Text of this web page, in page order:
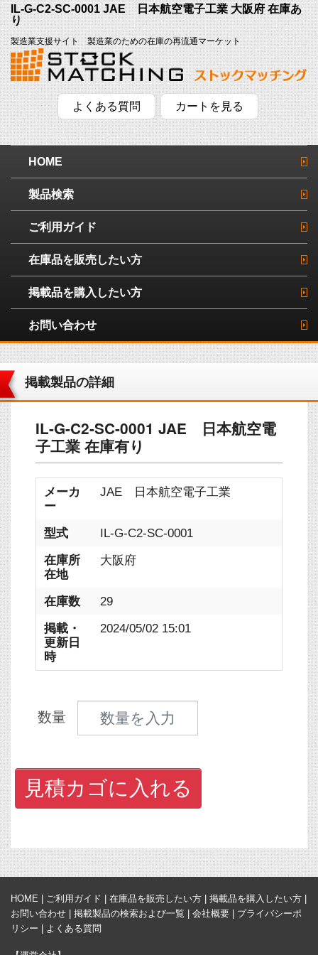
IL-G-C2-SC-0001 JAE 日本航空電子工業 大阪府 在庫あ
り
製造業支援サイト 製造業のための在庫の再流通マーケット
よくある質問 カートを見る
HOME
製品検索
ご利用ガイド
在庫品を販売したい方
掲載品を購入したい方
お問い合わせ
掲載製品の詳細
IL-G-C2-SC-0001 JAE 日本航空電
子工業 在庫有り
メーカ
ー
JAE 日本航空電子工業
型式
IL-G-C2-SC-0001
在庫所
在地
大阪府
在庫数
29
掲載・
更新日
時
2024/05/02 15:01
数量
見積カゴに入れる
HOME ご利用ガイド 在庫品を販売したい方 掲載品を購入したい方
お問い合わせ
掲載製品の検索および一覧 会社概要
プライバシーポ
リシー
よくある質問